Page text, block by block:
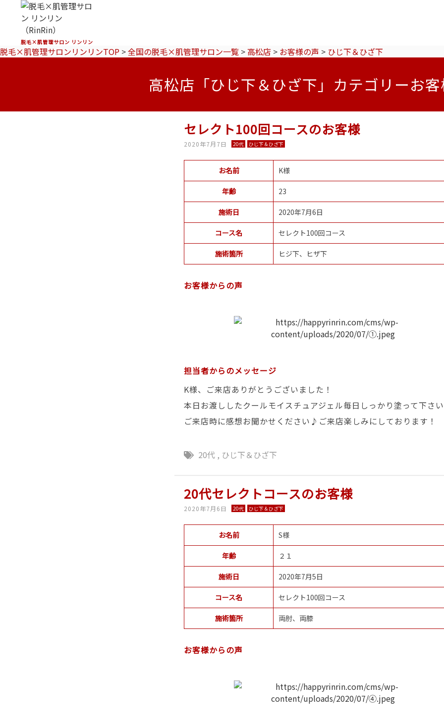
脱毛×肌管理サロン リンリン
脱毛×肌管理サロンリンリンTOP >全国の脱毛×肌管理サロン一覧 >高松店 > お客様の声 > ひじ下＆ひざ下
高松店「ひじ下＆ひざ下」カテゴリーお
セレクト100回コースのお客様
2020年7月7日 20代 ひじ下＆ひざ下
お名前 K様
年齢 23
施術日 2020年7月6日
コース名 セレクト100回コース
施術箇所 ヒジ下、ヒザ下
お客様からの声
担当者からのメッセージ
K様、ご来店ありがとうございました！
本日お渡ししたクールモイスチュアジェル毎日しっかり塗って下さ
ご来店時に感想お聞かせください♪ご来店楽しみにしております！
20代 , ひじ下＆ひざ下
20代セレクトコースのお客様
2020年7月6日 20代 ひじ下＆ひざ下
お名前 S様
年齢 ２１
施術日 2020年7月5日
コース名 セレクト100回コース
施術箇所 両肘、両膝
お客様からの声